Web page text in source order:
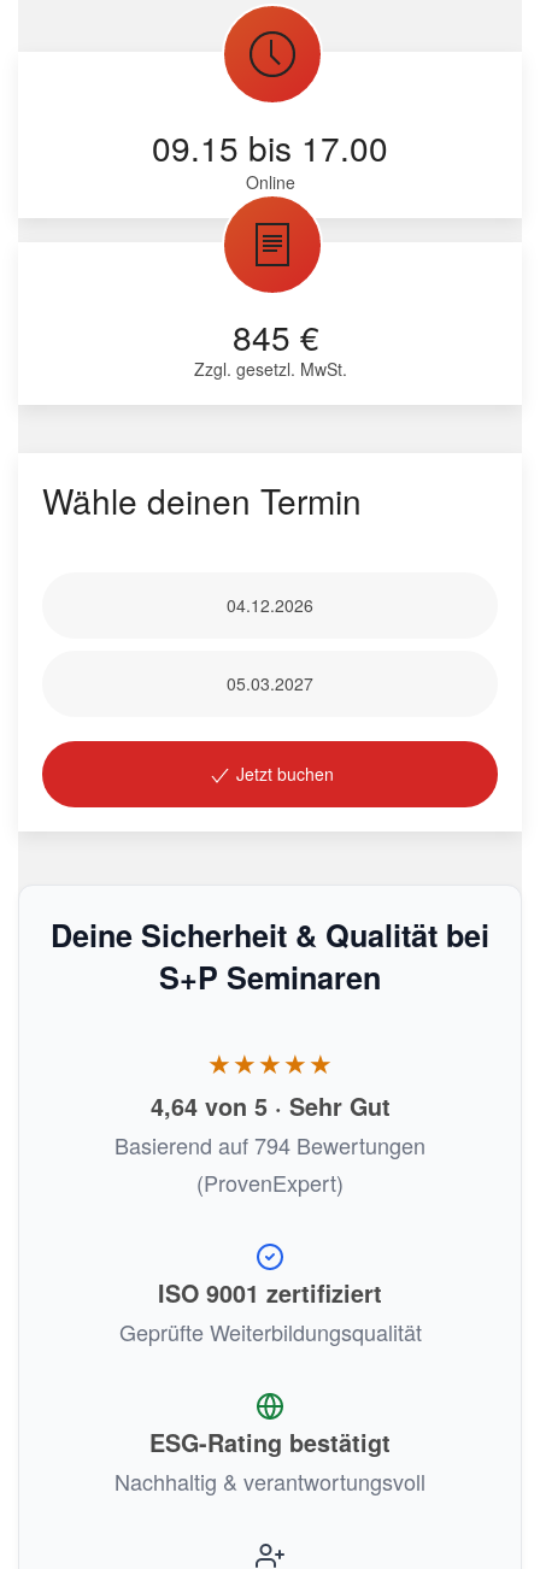
09.15 bis 17.00
Online
845 €
Zzgl. gesetzl. MwSt.
Wähle deinen Termin
04.12.2026
05.03.2027
Jetzt buchen
Deine Sicherheit & Qualität bei
S+P Seminaren
★★★★★
4,64 von 5 · Sehr Gut
Basierend auf 794 Bewertungen
(ProvenExpert)
ISO 9001 zertifiziert
Geprüfte Weiterbildungsqualität
ESG-Rating bestätigt
Nachhaltig & verantwortungsvoll